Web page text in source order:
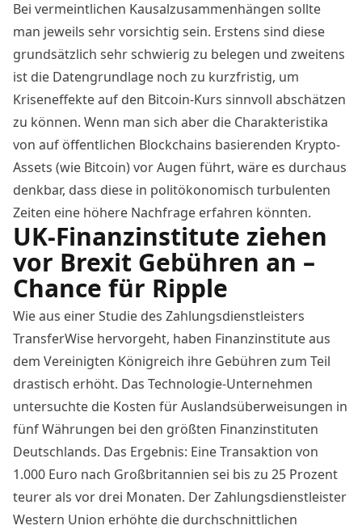
Bei vermeintlichen Kausalzusammenhängen sollte
man jeweils sehr vorsichtig sein. Erstens sind diese
grundsätzlich sehr schwierig zu belegen und zweitens
ist die Datengrundlage noch zu kurzfristig, um
Kriseneffekte auf den Bitcoin-Kurs sinnvoll abschätzen
zu können. Wenn man sich aber die Charakteristika
von auf öffentlichen Blockchains basierenden Krypto-
Assets (wie Bitcoin) vor Augen führt, wäre es durchaus
denkbar, dass diese in politökonomisch turbulenten
Zeiten eine höhere Nachfrage erfahren könnten.
UK-Finanzinstitute ziehen
vor Brexit Gebühren an –
Chance für Ripple
Wie aus einer Studie des Zahlungsdienstleisters
TransferWise hervorgeht, haben Finanzinstitute aus
dem Vereinigten Königreich ihre Gebühren zum Teil
drastisch erhöht. Das Technologie-Unternehmen
untersuchte die Kosten für Auslandsüberweisungen in
fünf Währungen bei den größten Finanzinstituten
Deutschlands. Das Ergebnis: Eine Transaktion von
1.000 Euro nach Großbritannien sei bis zu 25 Prozent
teurer als vor drei Monaten. Der Zahlungsdienstleister
Western Union erhöhte die durchschnittlichen